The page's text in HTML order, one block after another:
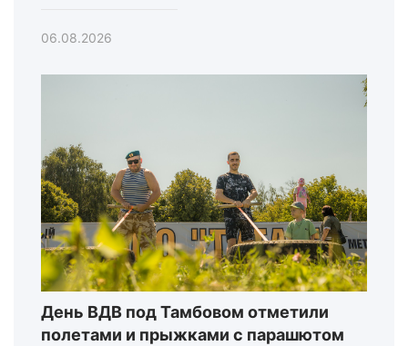
06.08.2026
День ВДВ под Тамбовом отметили
полетами и прыжками с парашютом